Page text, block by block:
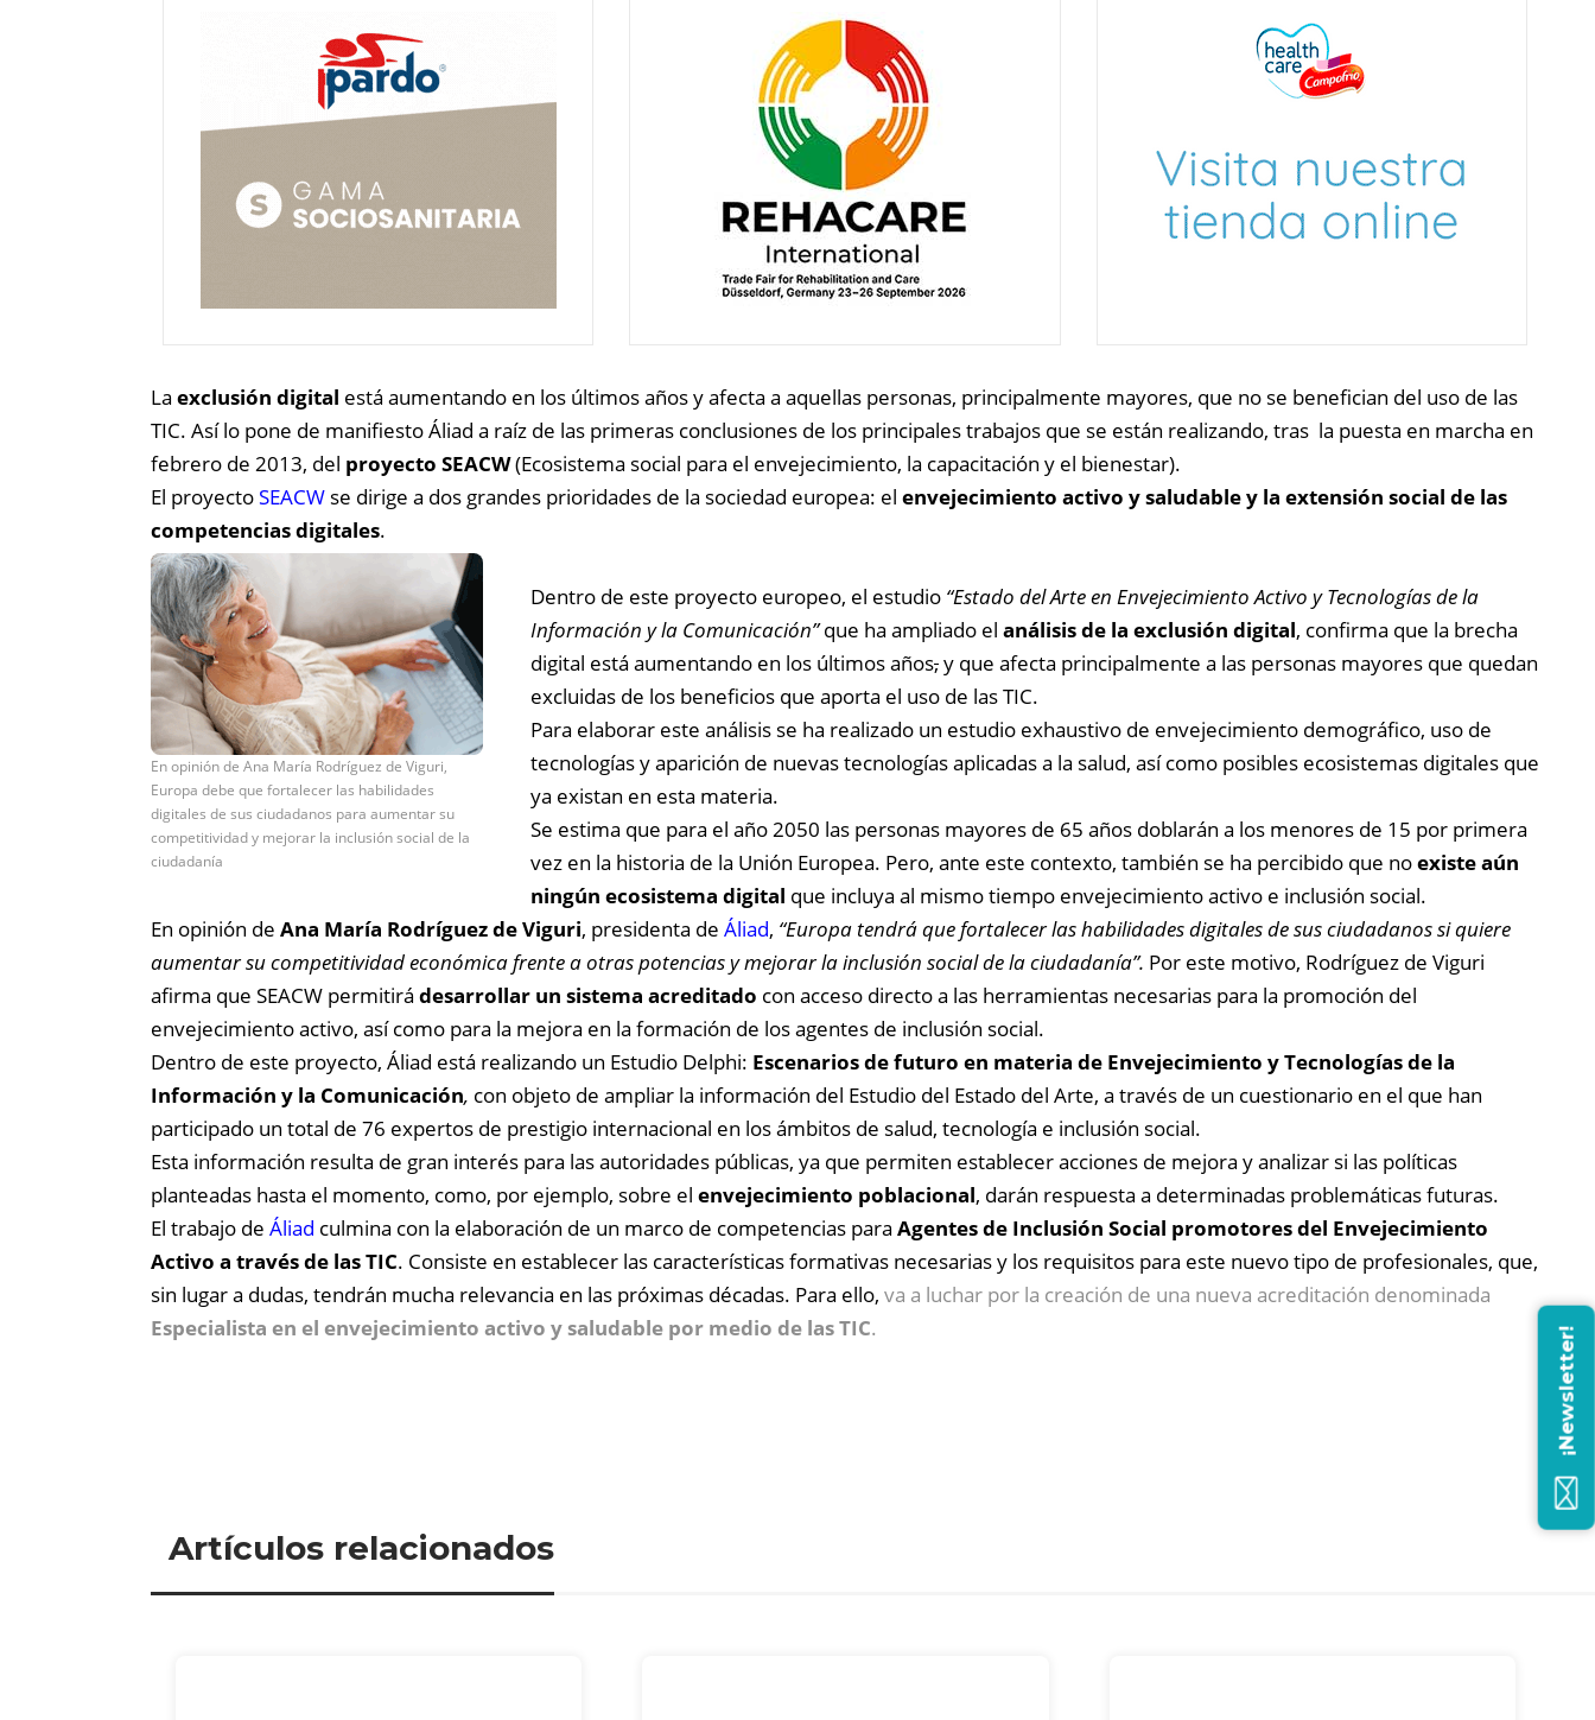
La exclusión digital está aumentando en los últimos años y afecta a aquellas personas, principalmente mayores, que no se benefician del uso de las
TIC. Así lo pone de manifiesto Áliad a raíz de las primeras conclusiones de los principales trabajos que se están realizando, tras la puesta en marcha en
febrero de 2013, del proyecto SEACW(Ecosistema social para el envejecimiento, la capacitación y el bienestar).
El proyectoSEACW se dirige a dos grandes prioridades de la sociedad europea: el envejecimiento activo y saludable y la extensión social de las
competencias digitales.
En opinión de Ana María Rodríguez de Viguri,
Europa debe que fortalecer las habilidades
digitales de sus ciudadanos para aumentar su
competitividad y mejorar la inclusión social de la
ciudadanía
Dentro de este proyecto europeo, el estudio “Estado del Arte en Envejecimiento Activo y Tecnologías de la
Información y la Comunicación”que ha ampliado el análisis de la exclusión digital, confirma que la brecha
digital está aumentando en los últimos años,y que afecta principalmente a las personas mayores que quedan
excluidas de los beneficios que aporta el uso de las TIC.
Para elaborar este análisis se ha realizado un estudio exhaustivo de envejecimiento demográfico, uso de
tecnologías y aparición de nuevas tecnologías aplicadas a la salud, así como posibles ecosistemas digitales que
ya existan en esta materia.
Se estima que para el año 2050 las personas mayores de 65 años doblarán a los menores de 15 por primera
vez en la historia de la Unión Europea. Pero, ante este contexto, también se ha percibido que noexiste aún
ningún ecosistema digital que incluya al mismo tiempo envejecimiento activo e inclusión social.
En opinión de Ana María Rodríguez de Viguri, presidenta de Áliad, “Europa tendrá que fortalecer las habilidades digitales de sus ciudadanos si quiere
aumentar su competitividad económica frente a otras potencias y mejorar la inclusión social de la ciudadanía”. Por este motivo, Rodríguez de Viguri
afirma que SEACW permitirá desarrollar un sistema acreditado con acceso directo a las herramientas necesarias para la promoción del
envejecimiento activo, así como para la mejora en la formación de los agentes de inclusión social.
Dentro de este proyecto, Áliad está realizando un Estudio Delphi: Escenarios de futuro en materia de Envejecimiento y Tecnologías de la
Información y la Comunicación, con objeto de ampliar la información del Estudio del Estado del Arte, a través de un cuestionario en el que han
participado un total de 76 expertos de prestigio internacional en los ámbitos de salud, tecnología e inclusión social.
Esta información resulta de gran interés para las autoridades públicas, ya que permiten establecer acciones de mejora y analizar si las políticas
planteadas hasta el momento, como, por ejemplo, sobre el envejecimiento poblacional, darán respuesta a determinadas problemáticas futuras.
El trabajo de Áliad culmina con la elaboración de un marco de competencias para Agentes de Inclusión Social promotores del Envejecimiento
Activo a través de las TIC. Consiste en establecer las características formativas necesarias y los requisitos para este nuevo tipo de profesionales, que,
sin lugar a dudas, tendrán mucha relevancia en las próximas décadas. Para ello, va a luchar por la creación de una nueva acreditación denominada
Especialista en el envejecimiento activo y saludable por medio de las TIC.
Artículos relacionados
¡Newsletter!